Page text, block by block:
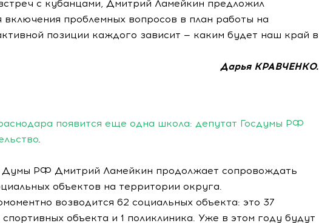
с кубанцами, Дмитрий Ламейкин предложил
проблемных вопросов в план работы на
позиции каждого зависит — каким будет наш край в
Дарья КРАВЧЕНКО.
появится еще одна школа: депутат Госдумы РФ
.
Думы РФ Дмитрий Ламейкин продолжает сопровождать
объектов на территории округа.
возводится 62 социальных объекта: это 37
объекта и 1 поликлиника. Уже в этом году будут